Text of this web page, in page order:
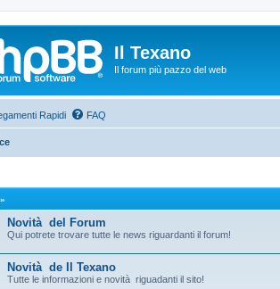
Il Texano
Il forum più pazzo del web
Rapidi FAQ
Novità del Forum
Qui potrete trovare tutte le news riguardanti il forum!
Novità de Il Texano
Tutte le informazioni e novità riguadanti il sito!